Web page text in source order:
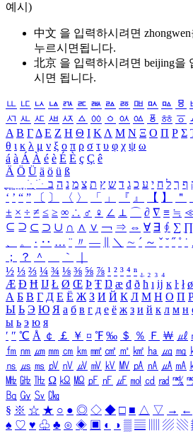
예시)
中文 을 입력하시려면 zhongwen
누르시면됩니다.
北京 을 입력하시려면 beijing을
시면 됩니다.
ㅥ ㅦ ㅧ ㅨ ㅩ ㅪ ㅫ ㅬ ㅭ ㅮ ㅯ ㅰ ㅱ
ㅺ ㅻ ㅼ ㅽ ㅾ ㅿ ㆀ ㆁ ㆂ ㆃ ㆄ ㆅ ㆆ
Α Β ΓΔ Ε Ζ Η Θ Ι ΚΛ Μ Ν Ξ Ο Π Ρ Σ
θ ι κ λ μ ν ξ ο π ρ σ τ υ φ χ ψ ω
á à Á À é è É È ç Ç ê
Ä Ö Ü ä ö ü ß
ִֶֹ ֻּ ׁׂ ף ך ל ח י ע כ ג ד ש ץ ת צ מ נ ה ב
‘ ’ “ ” 〔 〕 〈 〉 「 」 『 』 【 】 ＂
± × ÷ ≠ ≤ ≥ ∞ ∴ ♂ ♀ ∠ ⊥ ⌒ ∂ ∇ ≡ ≒
⊆ ⊇ ⊂ ⊃ ∪ ∩ ∧ ∨ ￢ ⇒ ⇔ ∀ ∃ ∮ ∑ ∏
、
。 · ‥ … ¨ 〃 ― ＼ ∼ ´ ～ ˇ ˘ ˝ ˚ ˙ ¸
；
？ ＾ ｀
½ ⅓ ⅔ ¼ ¾ ⅛ ⅜ ⅝ ⅞ ¹ ² ³ ⁴ ⁿ ₁ ₂ ₃ ₄
Æ Ð Ħ Ĳ Ł Ø Œ Þ Ŧ Ŋ æ đ ð ħ ı ĳ ĸ ŀ ł ø
А Б В Г Д Е Ё Ж З И Й К Л М Н О П
Ы Ь Э Ю Я а б в г д е ё ж з и й к л м н
ы ь э ю я
′ ″ ℃ Å ￠ ￡ ￥ ¤ ℉ ‰ ＄ ％ Ｆ ￦ ㎕
㎙ ㎚ ㎛ ㎜ ㎝ ㎞ ㎟ ㎠ ㎡ ㎢ ㏊ ㎍ ㎎
㎱ ㎲ ㎳ ㎴ ㎵ ㎶ ㎷ ㎸ ㎹ ㎀ ㎁ ㎂ ㎃
㎒ ㎓ ㎔ Ω ㏀ ㏁ ㎊ ㎋ ㎌ ㏖ ㏅ ㎭ ㎮
㏃ ㏉ ㏜ ㏆
§ ※ ☆ ★ ○ ● ◎ ◇ ◆ □ ■ △ ▽ → ←
♠ ♡ ♥ ♧ ♣ ⊙ ◈ ▣ ◐ ◑ ▒ ▤ ▨ ▧